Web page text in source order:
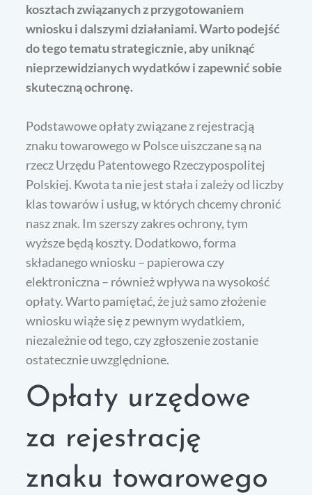
kosztach związanych z przygotowaniem
wniosku i dalszymi działaniami. Warto podejść
do tego tematu strategicznie, aby uniknąć
nieprzewidzianych wydatków i zapewnić sobie
skuteczną ochronę.
Podstawowe opłaty związane z rejestracją
znaku towarowego w Polsce uiszczane są na
rzecz Urzędu Patentowego Rzeczypospolitej
Polskiej. Kwota ta nie jest stała i zależy od liczby
klas towarów i usług, w których chcemy chronić
nasz znak. Im szerszy zakres ochrony, tym
wyższe będą koszty. Dodatkowo, forma
składanego wniosku – papierowa czy
elektroniczna – również wpływa na wysokość
opłaty. Warto pamiętać, że już samo złożenie
wniosku wiąże się z pewnym wydatkiem,
niezależnie od tego, czy zgłoszenie zostanie
ostatecznie uwzględnione.
Opłaty urzędowe
za rejestrację
znaku towarowego